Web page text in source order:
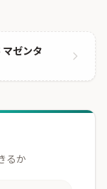
マゼンタ
るか